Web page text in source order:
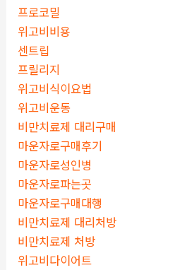
프로코밀
위고비비용
센트립
프릴리지
위고비식이요법
위고비운동
비만치료제 대리구매
마운자로구매후기
마운자로성인병
마운자로파는곳
마운자로구매대행
비만치료제 대리처방
비만치료제 처방
위고비다이어트